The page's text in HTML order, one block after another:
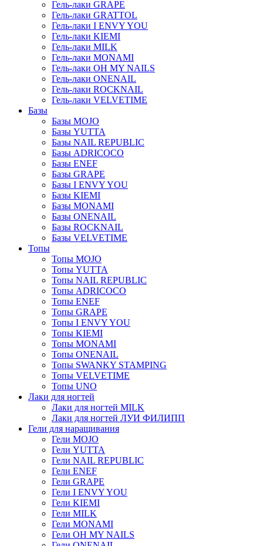
Гель-лаки GRAPE
Гель-лаки GRATTOL
Гель-лаки I ENVY YOU
Гель-лаки KIEMI
Гель-лаки MILK
Гель-лаки MONAMI
Гель-лаки OH MY NAILS
Гель-лаки ONENAIL
Гель-лаки ROCKNAIL
Гель-лаки VELVETIME
Базы
Базы MOJO
Базы YUTTA
Базы NAIL REPUBLIC
Базы ADRICOCO
Базы ENEF
Базы GRAPE
Базы I ENVY YOU
Базы KIEMI
Базы MONAMI
Базы ONENAIL
Базы ROCKNAIL
Базы VELVETIME
Топы
Топы MOJO
Топы YUTTA
Топы NAIL REPUBLIC
Топы ADRICOCO
Топы ENEF
Топы GRAPE
Топы I ENVY YOU
Топы KIEMI
Топы MONAMI
Топы ONENAIL
Топы SWANKY STAMPING
Топы VELVETIME
Топы UNO
Лаки для ногтей
Лаки для ногтей MILK
Лаки для ногтей ЛУИ ФИЛИПП
Гели для наращивания
Гели MOJO
Гели YUTTA
Гели NAIL REPUBLIC
Гели ENEF
Гели GRAPE
Гели I ENVY YOU
Гели KIEMI
Гели MILK
Гели MONAMI
Гели OH MY NAILS